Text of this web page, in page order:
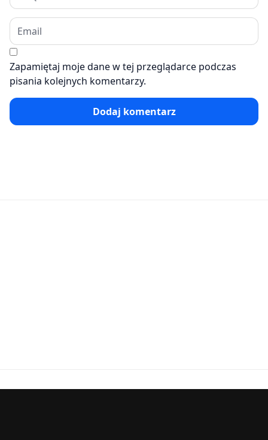
Zapamiętaj moje dane w tej przeglądarce podczas
pisania kolejnych komentarzy.
Dodaj komentarz